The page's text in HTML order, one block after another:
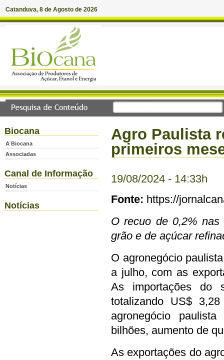
Catanduva, 8 de Agosto de 2026
Biocana
A Biocana
Associadas
Canal de Informação
Notícias
Notícias
Agro Paulista
primeiros
19/08/2024 - 14:33h
Fonte: https://
O recuo de 0,2%
grão e de açúcar
O agronegócio
a julho, com as
As importações do
totalizando US$
agronegócio
bilhões, aumento de
As exportações do